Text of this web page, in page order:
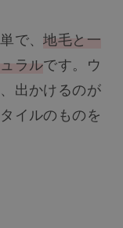
で、地毛と一
ラルです。ウ
出かけるのが
イルのものを